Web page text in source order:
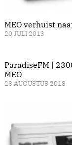
MEO verhuist
20 JULI 2013
ParadiseFM |
MEO
28 AUGUSTUS 2018